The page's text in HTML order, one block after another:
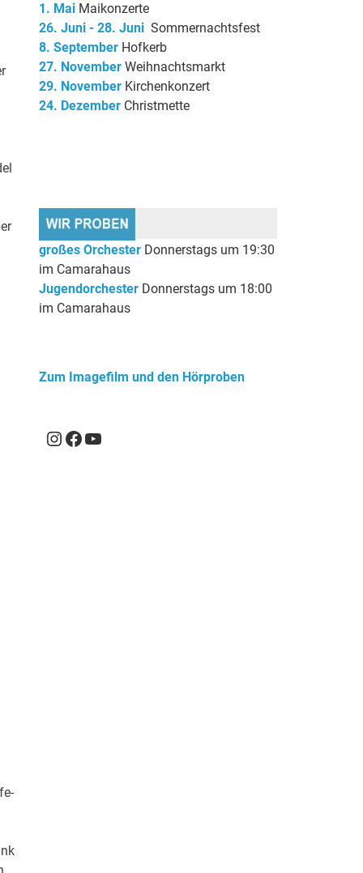
1. Mai Maikonzerte
26. Juni - 28. JuniSommernachtsfest
8. September Hofkerb
27. November Weihnachtsmarkt
29. NovemberKirchenkonzert
24. Dezember Christmette
großes Orchester Donnerstags um 19:30
im Camarahaus
Jugendorchester Donnerstags um 18:00
im Camarahaus
Zum Imagefilm und den Hörproben
Instagram
Facebook
YouTube